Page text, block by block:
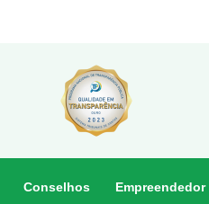
Conselhos Empreendedor